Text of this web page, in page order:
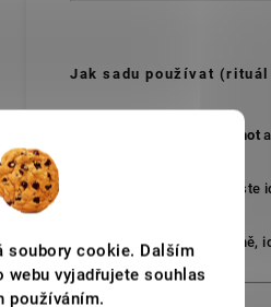
soubory cookie. Dalším
vyjadřujete souhlas
používáním.
Jak sadu používat
Ampule Caffeine Shot
naneste
Používejte pravidelně,